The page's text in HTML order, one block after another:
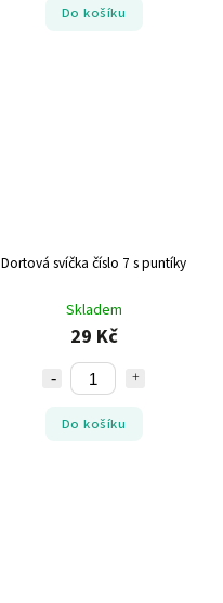
Do košíku
Dortová svíčka číslo 7 s puntíky
Skladem
29 Kč
Do košíku